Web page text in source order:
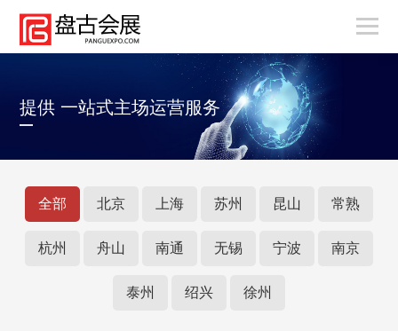
提供 一站式主场运营服务
全部 北京 上海 苏州 昆山 常熟
杭州 舟山 南通 无锡 宁波 南京
泰州 绍兴 徐州